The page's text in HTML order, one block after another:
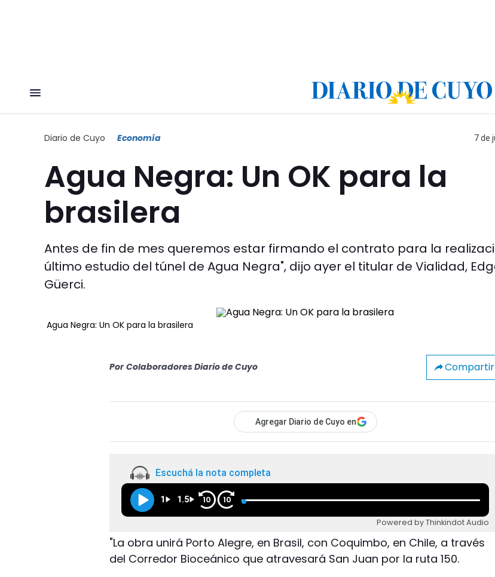
Diario de Cuyo Economía 7 de
Agua Negra: Un OK para la
brasilera
Antes de fin de mes queremos estar firmando el contrato para la
último estudio del túnel de Agua Negra", dijo ayer el titular de Vialidad,
Güerci.
Agua Negra: Un OK para la brasilera
Por Colaboradores Diario de Cuyo Compartir
Agregar Diario de Cuyo en
Escuchá la nota completa
1 1.5 10 10
Powered by Thinkindot Audio
"La obra unirá Porto Alegre, en Brasil, con Coquimbo, en Chile, a través
del Corredor Bioceánico que atravesará San Juan por la ruta 150.